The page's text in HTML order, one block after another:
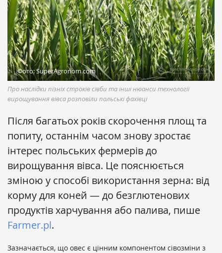
Фото: SuperAgronom.com
Про наслідки пізніх строків сівби та інші нюанси технології
вирощування вівса розповіли польські фахівці
Після багатьох років скорочення площ та
попиту, останнім часом знову зростає
інтерес польських фермерів до
вирощування вівса. Це пояснюється
зміною у способі використання зерна: від
корму для коней — до безглютенових
продуктів харчування або палива, пише
Farmer.pl.
Зазначається, що овес є цінним компонентом сівозміни з